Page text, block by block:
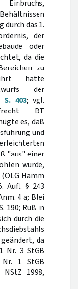
durch das 1.
der
oder
da die
zu
hatte
der
S. 403; vgl.
BT
es, daß
und
"aus" einer
wurde,
Hamm
Aufl. § 243
4 a; Blei
190; Ruß in
durch die
da
Nr. 3 StGB
1 StGB
NStZ 1998,